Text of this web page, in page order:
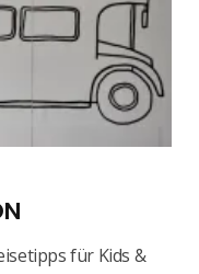
für Kids &